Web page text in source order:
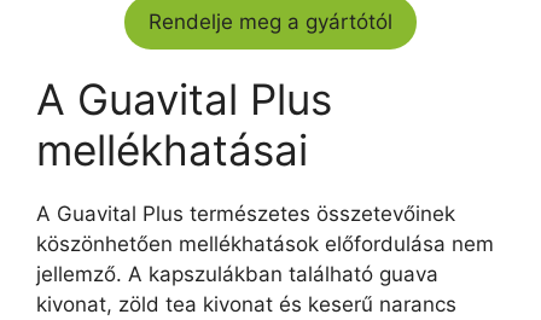
Rendelje meg a gyártótól
A Guavital Plus
mellékhatásai
A Guavital Plus természetes összetevőinek
köszönhetően mellékhatások előfordulása nem
jellemző. A kapszulákban található guava
kivonat, zöld tea kivonat és keserű narancs